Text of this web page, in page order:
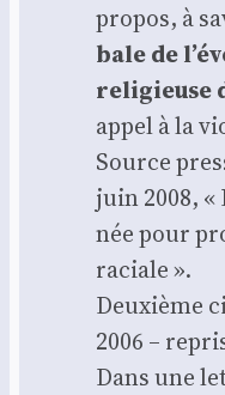
pro­pos, à
bale de
reli­gieuse
appel à la
Source
juin 2008,
née pour
raciale ».
Deuxième
2006 –
Dans une